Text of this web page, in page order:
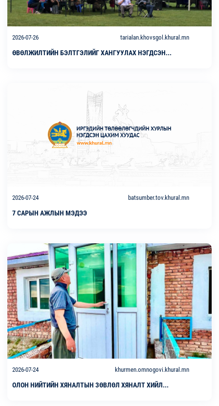
2026-07-26 tarialan.khovsgol.khural.mn
ӨВӨЛЖИЛТИЙН БЭЛТГЭЛИЙГ ХАНГУУЛАХ НЭГДСЭН...
2026-07-24 batsumber.tov.khural.mn
7 САРЫН АЖЛЫН МЭДЭЭ
2026-07-24 khurmen.omnogovi.khural.mn
ОЛОН НИЙТИЙН ХЯНАЛТЫН ЗӨВЛӨЛ ХЯНАЛТ ХИЙЛ...